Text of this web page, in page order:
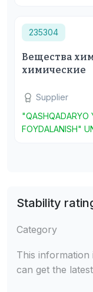
235304
Вещества
химические
Supplier
"QASHQADARYO
FOYDALANISH"
Stability
Category
This information
can get the